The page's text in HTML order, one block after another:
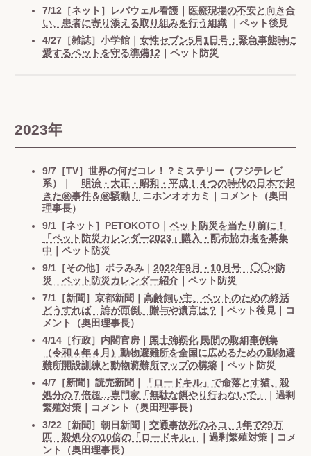
7/12［ネット］レバウェル看護｜
医療現場の不安と向き合
い、患者に寄り添える取り組みを行う組織 ｜ペット後見
4/27［雑誌］小学館｜ 女性セブン5月1日号：緊急事態時に
愛するペットを守る準備12 ｜ペット防災
2023年
9/7［TV］世界の何だコレ！？ミステリー（フジテレビ
系）｜ 明治・大正・昭和・平成！４つの時代の日本で起
きた㊙︎事件＆㊙︎騒動！
ニホンオオカミ｜コメント（奥田
理事長）
9/1［ネット］PETOKOTO｜ ペット防災を当たり前に！
「ペット防災カレンダー2023」購入・配布協力者を募集
中 ｜ペット防災
9/1［その他］ボラみみ｜ 2022年9月・10月号 ◯◯×防
災 ペット防災カレンダー紹介 ｜ペット防災
7/1［新聞］京都新聞｜ 高齢飼い主、ペットのための終活
どうすれば 誰が面倒、贈与や遺言は？
｜ペット後見｜コ
メント（奥田理事長）
4/14［行政］内閣官房｜
国土強靱化 民間の取組事例集
（令和４年４月） 動物避難所を全国に広めるための動物避
難所開設訓練と動物避難所マップの構築 ｜ペット防災
4/7［新聞］読売新聞｜
「ロードキル」で命落とす猫、殺
処分の７倍超…専門家「無駄な餌やり行わないで」
｜過剰
繁殖対策｜コメント（奥田理事長）
3/22［新聞］朝日新聞｜ 交通事故死のネコ、1年で29万
匹 殺処分の10倍の「ロードキル」
｜過剰繁殖対策｜コメ
ント（奥田理事長）